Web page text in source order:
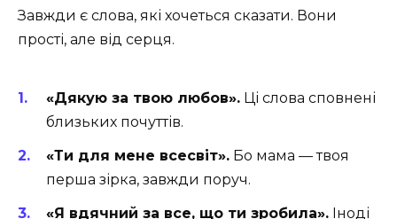
Завжди є слова, які хочеться сказати. Вони
прості, але від серця.
«Дякую за твою любов». Ці слова сповнені
близьких почуттів.
«Ти для мене всесвіт». Бо мама — твоя
перша зірка, завжди поруч.
«Я вдячний за все, що ти зробила». Іноді